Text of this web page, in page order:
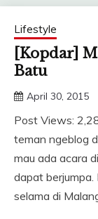
Lifestyle
[Kopdar]
Batu
April 30, 2015
Post Views:
teman ngeblog
mau ada acara
dapat berjumpa.
selama di